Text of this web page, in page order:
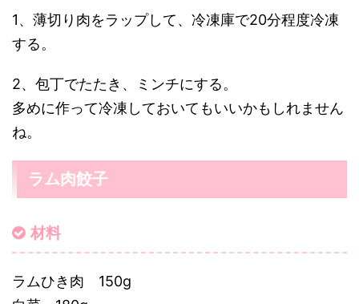
1、薄切り肉をラップして、冷凍庫で20分程度冷凍
する。
2、包丁でたたき、ミンチにする。
多めに作って冷凍しておいてもいいかもしれません
ね。
ラム肉餃子
材料
ラムひき肉 150g